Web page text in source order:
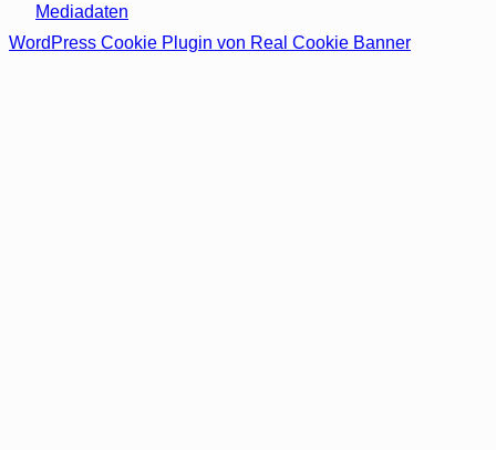
Mediadaten
WordPress Cookie Plugin von Real Cookie Banner